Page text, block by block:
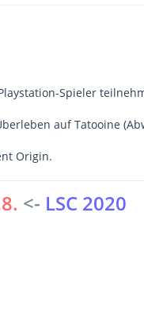
Spieler
auf Tatooine
Origin.
<- LSC 2020